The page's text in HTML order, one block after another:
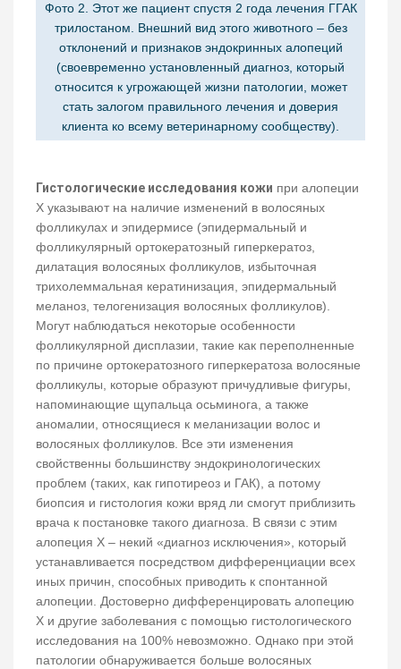
Фото 2. Этот же пациент спустя 2 года лечения ГГАК
трилостаном. Внешний вид этого животного – без
отклонений и признаков эндокринных алопеций
(своевременно установленный диагноз, который
относится к угрожающей жизни патологии, может
стать залогом правильного лечения и доверия
клиента ко всему ветеринарному сообществу).
Гистологические исследования кожи при алопеции
Х указывают на наличие изменений в волосяных
фолликулах и эпидермисе (эпидермальный и
фолликулярный ортокератозный гиперкератоз,
дилатация волосяных фолликулов, избыточная
трихолеммальная кератинизация, эпидермальный
меланоз, телогенизация волосяных фолликулов).
Могут наблюдаться некоторые особенности
фолликулярной дисплазии, такие как переполненные
по причине ортокератозного гиперкератоза волосяные
фолликулы, которые образуют причудливые фигуры,
напоминающие щупальца осьминога, а также
аномалии, относящиеся к меланизации волос и
волосяных фолликулов. Все эти изменения
свойственны большинству эндокринологических
проблем (таких, как гипотиреоз и ГАК), а потому
биопсия и гистология кожи вряд ли смогут приблизить
врача к постановке такого диагноза. В связи с этим
алопеция Х – некий «диагноз исключения», который
устанавливается посредством дифференциации всех
иных причин, способных приводить к спонтанной
алопеции. Достоверно дифференцировать алопецию
Х и другие заболевания с помощью гистологического
исследования на 100% невозможно. Однако при этой
патологии обнаруживается больше волосяных